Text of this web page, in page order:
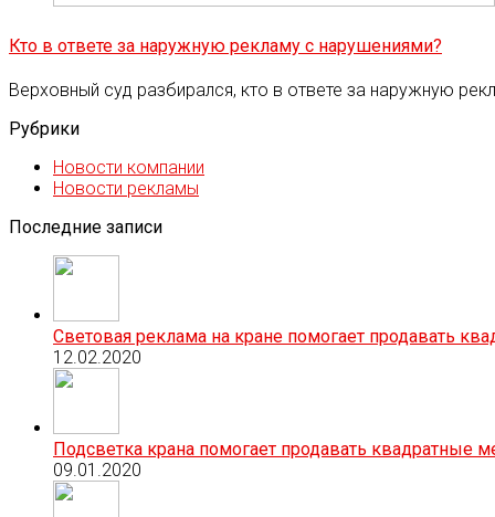
Кто в ответе за наружную рекламу с нарушениями?
Верховный суд разбирался, кто в ответе за наружную
Рубрики
Новости компании
Новости рекламы
Последние записи
Световая реклама на кране помогает продавать
12.02.2020
Подсветка крана помогает продавать квадратные
09.01.2020